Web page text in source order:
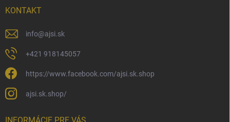
KONTAKT
info@ajsi.sk
+421 918145057
https://www.facebook.com/ajsi.sk.shop
ajsi.sk.shop/
INFORMÁCIE PRE VÁS